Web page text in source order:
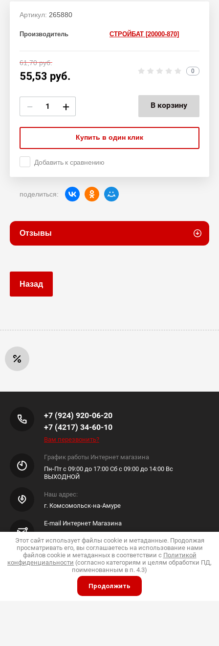
Артикул: 265880
Производитель СТРОЙБАТ [20000-870]
61,70руб.
55,53 руб. 0
− + В корзину
Купить в один клик
Добавить к сравнению
поделиться:
Отзывы
Назад
+7 (924) 920-06-20
+7 (4217) 34-60-10
Вам перезвонить?
График работы Интернет магазина
Пн-Пт с 09:00 до 17:00 Сб с 09:00 до 14:00 Вс
ВЫХОДНОЙ
Наш адрес:
г. Комсомольск-на-Амуре
E-mail Интернет Магазина
Shop@pkfdis.ru
ИП Дубинин
Этот сайт использует файлы cookie и метаданные. Продолжая
просматривать его, вы соглашаетесь на использование нами
файлов cookie и метаданных в соответствии с Политикой
конфиденциальности (согласно категориям и целям обработки ПД,
поименованным в п. 4.3)
Продолжить